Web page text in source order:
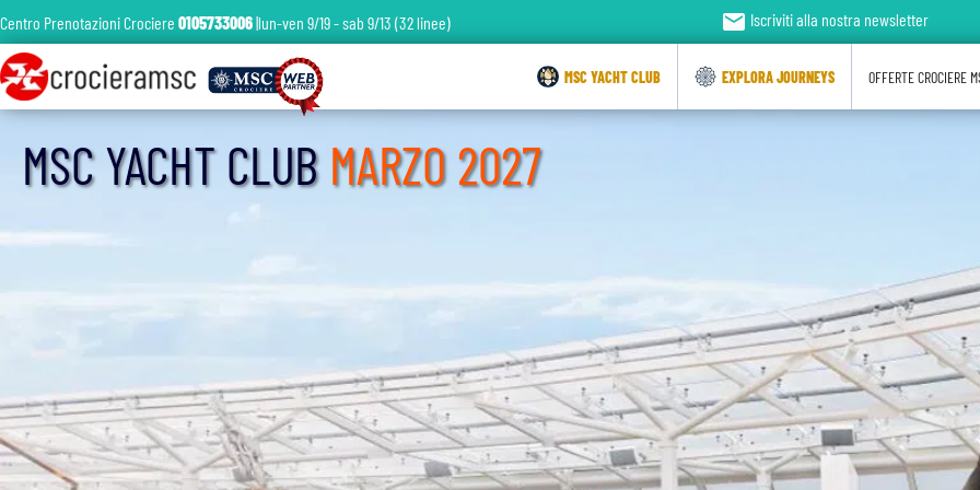
MSC YACHT CLUB MARZO 2027
Centro Prenotazioni Crociere 0105733006|lun-ven 9/19 - sab 9/13 (32 linee) email Iscriviti alla nostra newsletter
MSC YACHT CLUB EXPLORA JOURNEYS OFFERTE CROCIERE